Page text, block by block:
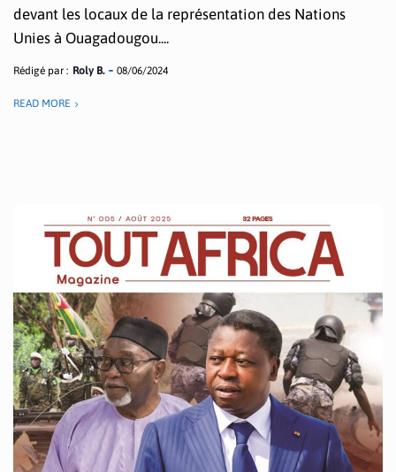
devant les locaux de la représentation des Nations
Unies à Ouagadougou....
Rédigé par : Roly B. 08/06/2024
READ MORE